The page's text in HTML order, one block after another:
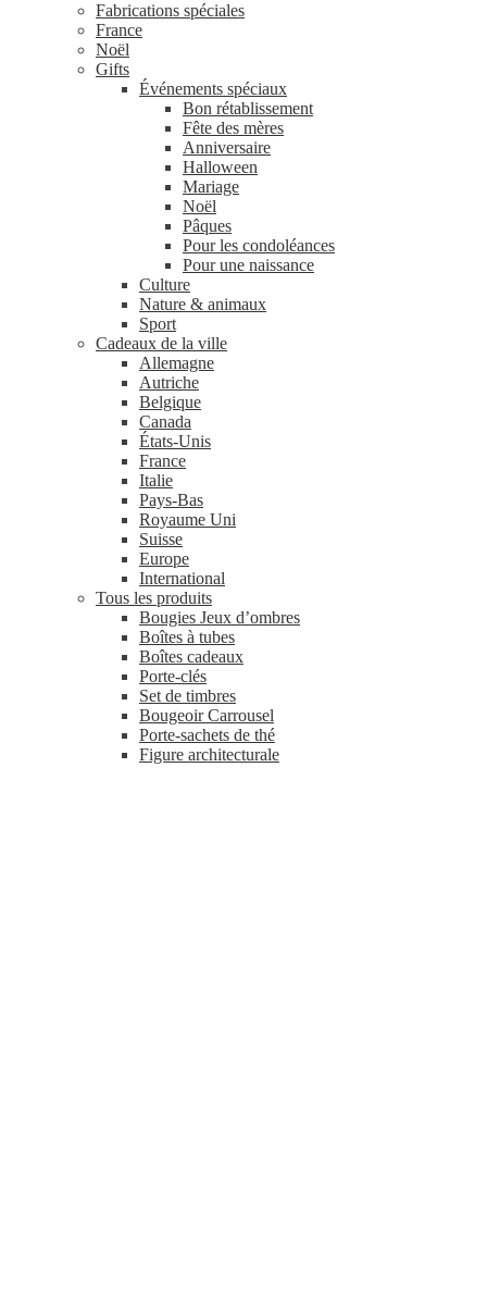
Fabrications spéciales
France
Noël
Gifts
Événements spéciaux
Bon rétablissement
Fête des mères
Anniversaire
Halloween
Mariage
Noël
Pâques
Pour les condoléances
Pour une naissance
Culture
Nature & animaux
Sport
Cadeaux de la ville
Allemagne
Autriche
Belgique
Canada
États-Unis
France
Italie
Pays-Bas
Royaume Uni
Suisse
Europe
International
Tous les produits
Bougies Jeux d’ombres
Boîtes à tubes
Boîtes cadeaux
Porte-clés
Set de timbres
Bougeoir Carrousel
Porte-sachets de thé
Figure architecturale